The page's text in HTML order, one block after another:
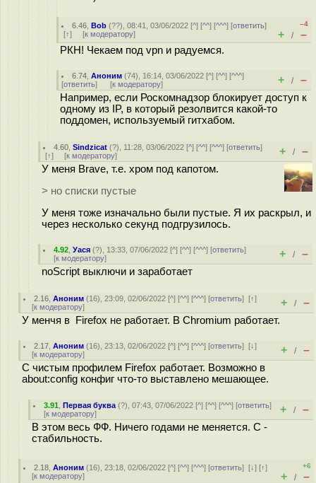
6.46 ,Bob (??), 08:41, 03/06/2022 [^] [^^] [^^^] [ответить]
[↑] [к модератору]
–4
+ / –
РКН! Чекаем под vpn и радуемся.
6.74 ,Аноним (74), 16:14, 03/06/2022 [^] [^^] [^^^]
[ответить] [к модератору] + / –
Например, если Роскомнадзор блокирует доступ к
одному из IP, в который резолвится какой-то
поддомен, используемый гитхабом.
4.60 ,Sindzicat (?), 11:28, 03/06/2022 [^] [^^] [^^^] [ответить]
[↑] [к модератору] + / –
У меня Brave, т.е. хром под капотом.
> но списки пустые
У меня тоже изначально были пустые. Я их раскрыл, и
через несколько секунд подгрузилось.
4.92 ,Уася (?), 13:33, 07/06/2022 [^] [^^] [^^^] [ответить]
[к модератору] + / –
noScript выключи и заработает
2.16 ,Аноним (16), 23:09, 02/06/2022 [^] [^^] [^^^] [ответить][↑]
[к модератору] + / –
У менчя в Firefox не работает. В Chromium работает.
2.17 ,Аноним (16), 23:13, 02/06/2022 [^] [^^] [^^^] [ответить][↓]
[к модератору] + / –
С чистым профилем Firefox работает. Возможно в
about:config конфиг что-то выставлено мешающее.
3.91 ,Первая буква (?), 07:43, 07/06/2022 [^] [^^] [^^^] [ответить]
[к модератору] + / –
В этом весь ФФ. Ничего годами не меняется. С -
стабильность.
2.18 ,Аноним (16), 23:18, 02/06/2022 [^] [^^] [^^^] [ответить][↓] [↑]
[к модератору]
+6
+ / –